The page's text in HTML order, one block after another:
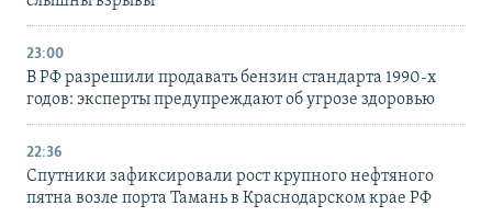
23:00
В РФ разрешили продавать бензин стандарта 1990-х
годов: эксперты предупреждают об угрозе здоровью
22:36
Спутники зафиксировали рост крупного нефтяного
пятна возле порта Тамань в Краснодарском крае РФ